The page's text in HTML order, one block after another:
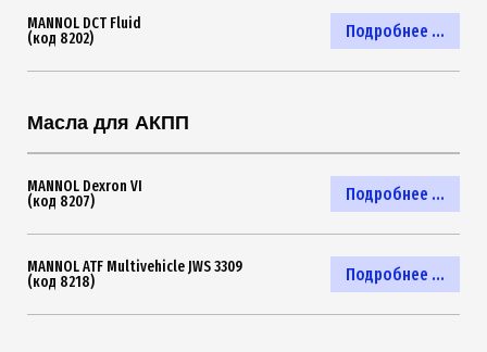
Подробнее ...
MANNOL DCT Fluid
(код 8202)
Масла для АКПП
Подробнее ...
MANNOL Dexron VI
(код 8207)
Подробнее ...
MANNOL ATF Multivehicle JWS 3309
(код 8218)